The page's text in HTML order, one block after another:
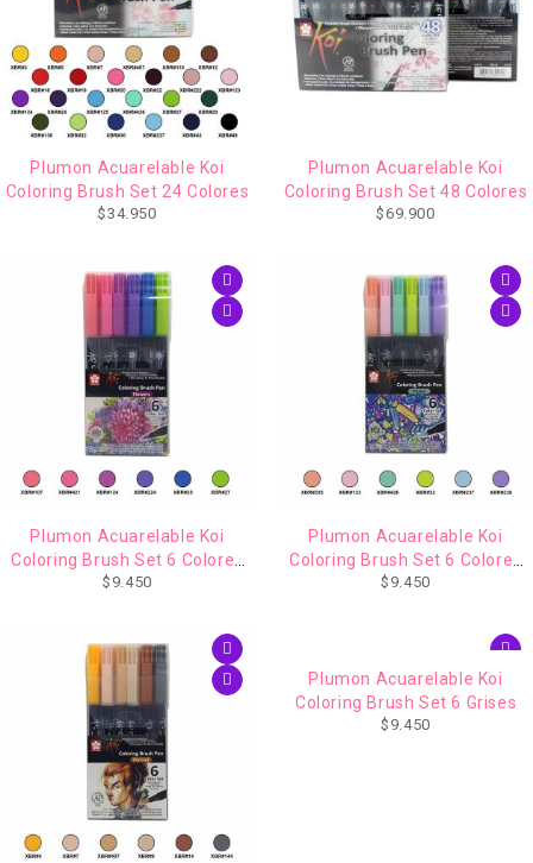
Plumon Acuarelable Koi
Coloring Brush Set 24 Colores
$34.950
Plumon Acuarelable Koi
Coloring Brush Set 48 Colores
$69.900
Plumon Acuarelable Koi
Coloring Brush Set 6 Colores
Flores
$ 9.450
Plumon Acuarelable Koi
Coloring Brush Set 6 Colores
Pastel
$ 9.450
Plumon Acuarelable Koi
Coloring Brush Set 6 Grises
$ 9.450